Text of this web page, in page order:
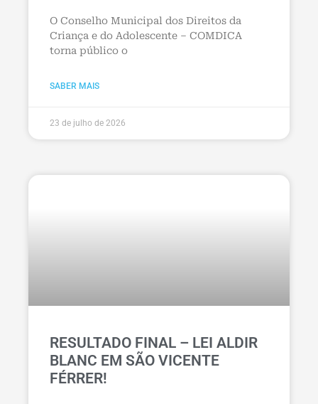
O Conselho Municipal dos Direitos da
Criança e do Adolescente – COMDICA
torna público o
SABER MAIS
23 de julho de 2026
RESULTADO FINAL – LEI ALDIR
BLANC EM SÃO VICENTE
FÉRRER!